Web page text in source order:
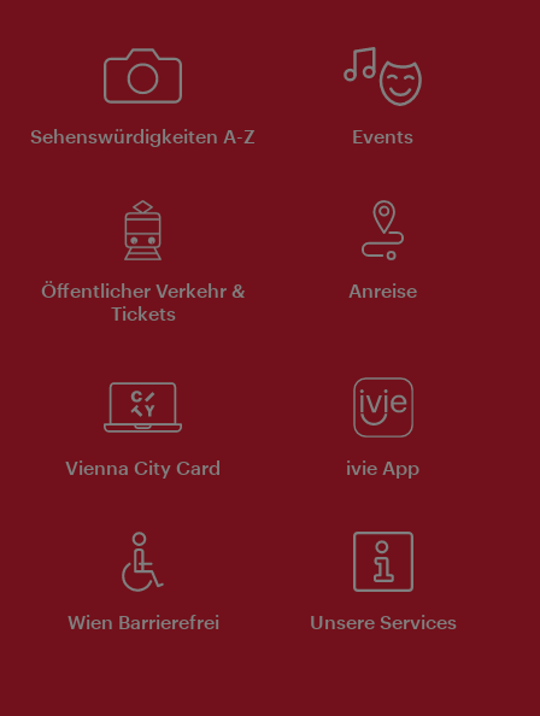
Sehenswürdigkeiten A-Z Events
Öffentlicher Verkehr &
Tickets
Anreise
Vienna City Card ivie App
Wien Barrierefrei Unsere Services